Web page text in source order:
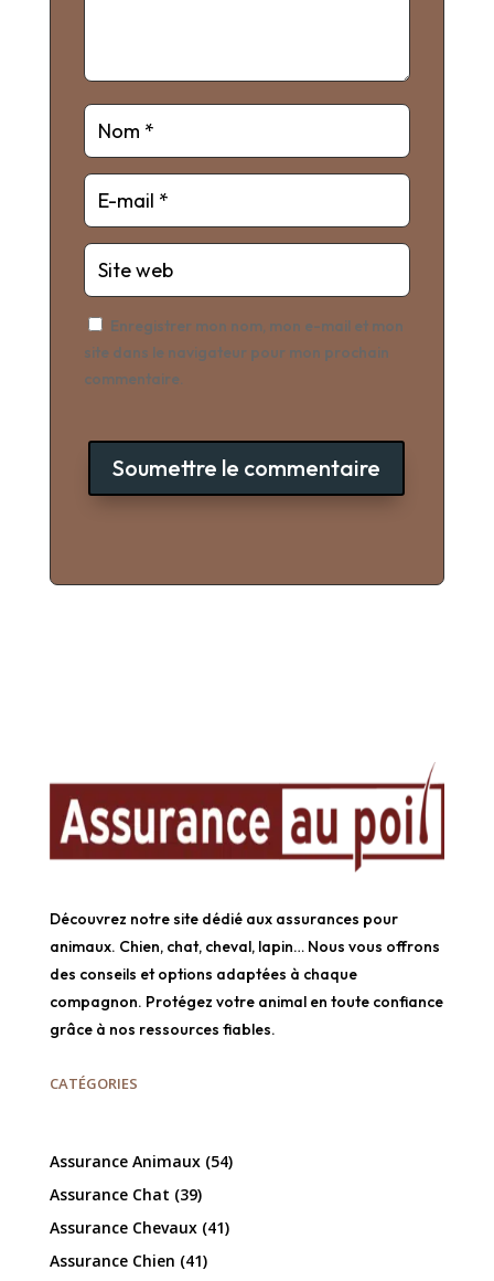
Enregistrer mon nom, mon e-mail et mon
site dans le navigateur pour mon prochain
commentaire.
Soumettre le commentaire
Découvrez notre site dédié aux assurances pour
animaux. Chien, chat, cheval, lapin… Nous vous offrons
des conseils et options adaptées à chaque
compagnon. Protégez votre animal en toute confiance
grâce à nos ressources fiables.
CATÉGORIES
Assurance Animaux(54)
Assurance Chat (39)
Assurance Chevaux(41)
Assurance Chien (41)